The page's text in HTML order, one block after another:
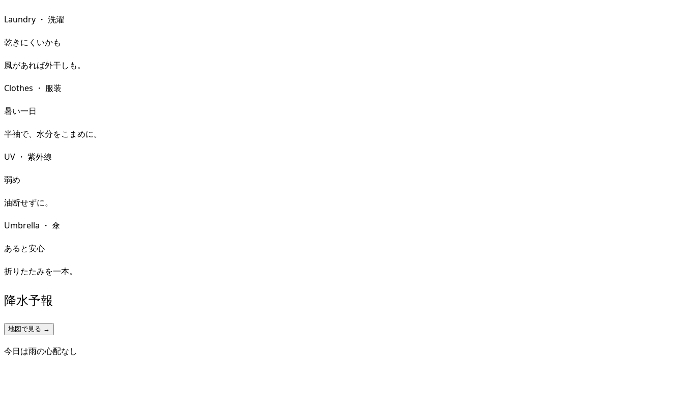
Laundry ・ 洗濯
乾きにくいかも
風があれば外干しも。
Clothes ・ 服装
暑い一日
半袖で、水分をこまめに。
UV ・ 紫外線
弱め
油断せずに。
Umbrella ・ 傘
あると安心
折りたたみを一本。
降水予報
地図で見る →
今日は雨の心配なし